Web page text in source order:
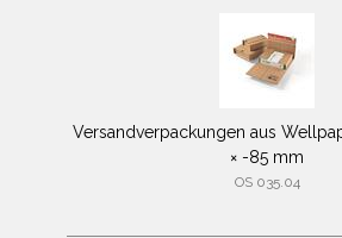
Versandverpackungen aus
× -85 mm
OS 035.04